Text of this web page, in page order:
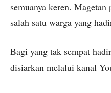
semuanya keren.
salah satu warga yang
Bagi yang tak sempat
disiarkan melalui kanal